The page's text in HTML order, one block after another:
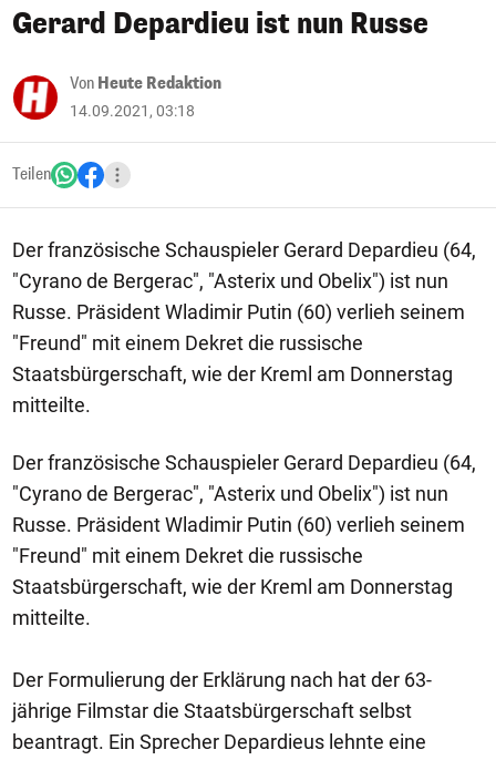
Gerard Depardieu ist nun Russe
Von Heute Redaktion
14.09.2021, 03:18
Teilen
Der französische Schauspieler Gerard Depardieu (64,
"Cyrano de Bergerac", "Asterix und Obelix") ist nun
Russe. Präsident Wladimir Putin (60) verlieh seinem
"Freund" mit einem Dekret die russische
Staatsbürgerschaft, wie der Kreml am Donnerstag
mitteilte.
Der französische Schauspieler Gerard Depardieu (64,
"Cyrano de Bergerac", "Asterix und Obelix") ist nun
Russe. Präsident Wladimir Putin (60) verlieh seinem
"Freund" mit einem Dekret die russische
Staatsbürgerschaft, wie der Kreml am Donnerstag
mitteilte.
Der Formulierung der Erklärung nach hat der 63-
jährige Filmstar die Staatsbürgerschaft selbst
beantragt. Ein Sprecher Depardieus lehnte eine